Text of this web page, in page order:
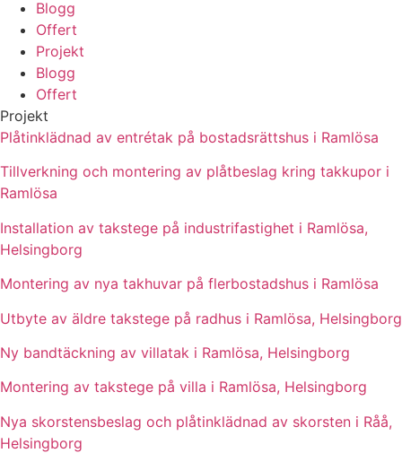
Blogg
Offert
Projekt
Blogg
Offert
Projekt
Plåtinklädnad av entrétak på bostadsrättshus i Ramlösa
Tillverkning och montering av plåtbeslag kring takkupor i
Ramlösa
Installation av takstege på industrifastighet i Ramlösa,
Helsingborg
Montering av nya takhuvar på flerbostadshus i Ramlösa
Utbyte av äldre takstege på radhus i Ramlösa, Helsingborg
Ny bandtäckning av villatak i Ramlösa, Helsingborg
Montering av takstege på villa i Ramlösa, Helsingborg
Nya skorstensbeslag och plåtinklädnad av skorsten i Råå,
Helsingborg